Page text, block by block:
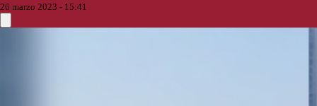
26 marzo 2023 - 15:41